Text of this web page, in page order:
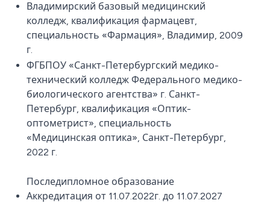
Владимирский базовый медицинский
колледж, квалификация фармацевт,
специальность «Фармация», Владимир, 2009
г.
ФГБПОУ «Санкт-Петербургский медико-
технический колледж Федерального медико-
биологического агентства» г. Санкт-
Петербург, квалификация «Оптик-
оптометрист», специальность
«Медицинская оптика», Санкт-Петербург,
2022 г.
Последипломное образование
Аккредитация от 11.07.2022г. до 11.07.2027